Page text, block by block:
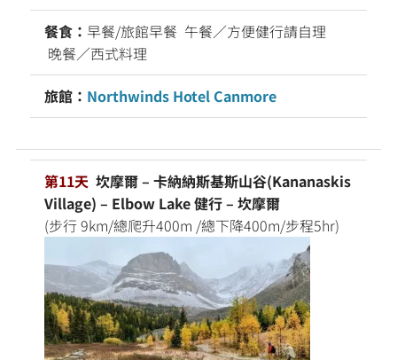
餐食： 早餐/旅館早餐 午餐／方便健行請自理
晚餐／西式料理
旅館： Northwinds Hotel Canmore
第11天 坎摩爾 – 卡納納斯基斯山谷(Kananaskis
Village) – Elbow Lake 健行 – 坎摩爾
(步行 9km/總爬升400m /總下降400m/步程5hr)